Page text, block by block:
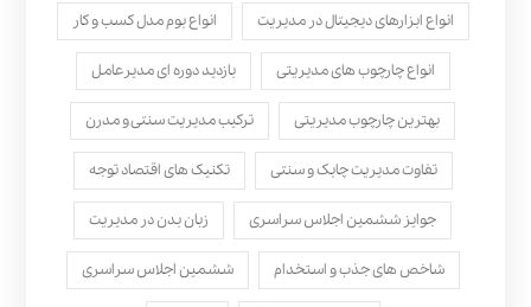
انواع ابزارهای دیجیتال در مدیریت انواع بوم مدل کسب‌ و کار
انواع چارچوب های مدیریتی بازدید دوره ای مدیرعامل
بهترین چارچوب مدیریتی ترکیب مدیریت سنتی و مدرن
تفاوت مدیریت چابک و سنتی تکنیک های اقتصاد توجه
جوایز ششمین اجلاس سراسری زبان بدن در مدیریت
شاخص های جذب و استخدام ششمین اجلاس سراسری